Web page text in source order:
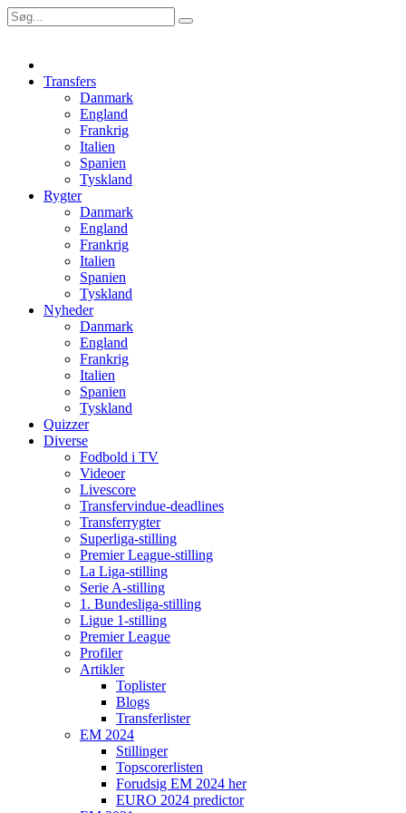
Transfers
Danmark
England
Frankrig
Italien
Spanien
Tyskland
Rygter
Danmark
England
Frankrig
Italien
Spanien
Tyskland
Nyheder
Danmark
England
Frankrig
Italien
Spanien
Tyskland
Quizzer
Diverse
Fodbold i TV
Videoer
Livescore
Transfervindue-deadlines
Transferrygter
Superliga-stilling
Premier League-stilling
La Liga-stilling
Serie A-stilling
1. Bundesliga-stilling
Ligue 1-stilling
Premier League
Profiler
Artikler
Toplister
Blogs
Transferlister
EM 2024
Stillinger
Topscorerlisten
Forudsig EM 2024 her
EURO 2024 predictor